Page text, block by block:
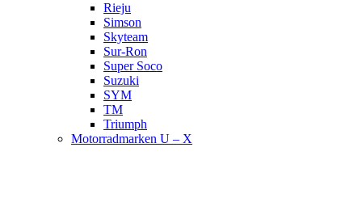
Rieju
Simson
Skyteam
Sur-Ron
Super Soco
Suzuki
SYM
TM
Triumph
Motorradmarken U – X